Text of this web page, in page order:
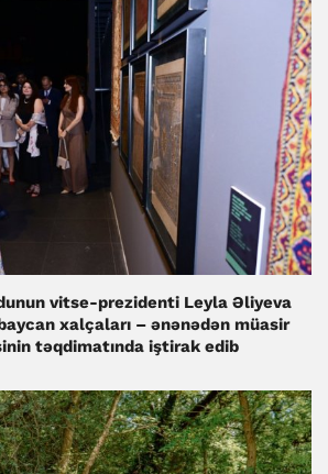
vitse-prezidenti Leyla Əliyeva
xalçaları – ənənədən müasir
təqdimatında iştirak edib